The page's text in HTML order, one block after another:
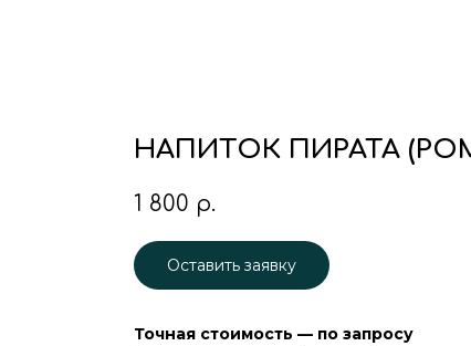
НАПИТОК ПИРАТА
1 800 р.
Оставить заявку
Точная стоимость — по запросу